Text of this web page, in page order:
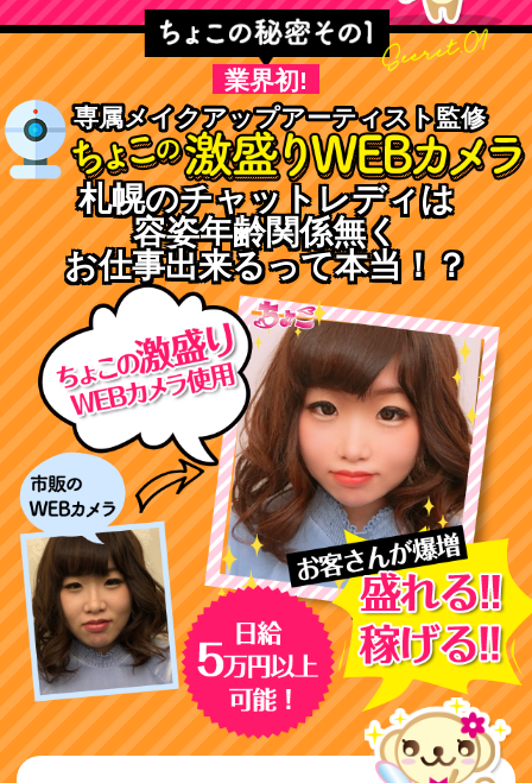
札幌のチャットレディは
容姿年齢関係無く
お仕事出来るって本当！？
専属メイクアップアーティスト監修
専属メイクアップアーティスト監修
業界初!